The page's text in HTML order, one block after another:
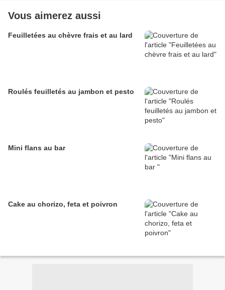
Vous aimerez aussi
Feuilletées au chèvre frais et au lard
Roulés feuilletés au jambon et pesto
Mini flans au bar
Cake au chorizo, feta et poivron